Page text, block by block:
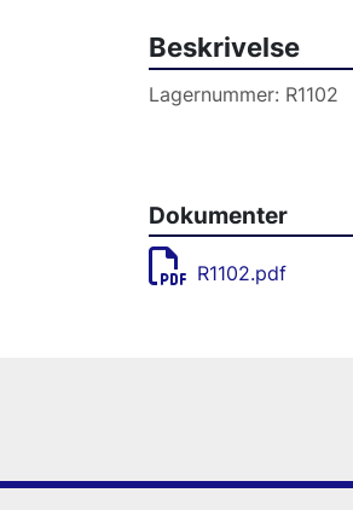
Beskrivelse
Lagernummer: R1102
Dokumenter
R1102.pdf